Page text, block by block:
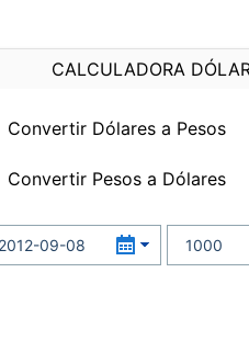
CALCULADORA
Convertir Dólares a Pesos
Convertir Pesos a Dólares